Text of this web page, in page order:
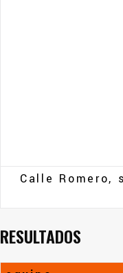
Calle Romero,
RESULTADOS